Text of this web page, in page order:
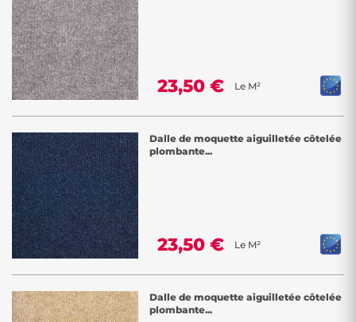
23,50 € Le M²
Dalle de moquette aiguilletée côtelée
plombante...
23,50 € Le M²
Dalle de moquette aiguilletée côtelée
plombante...